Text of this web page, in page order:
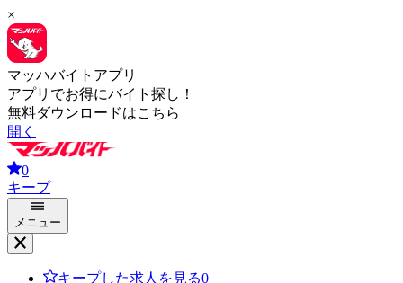
×
マッハバイトアプリ
アプリでお得にバイト探し！
無料ダウンロードはこちら
開く
0
キープ
メニュー
キープした求人を見る0